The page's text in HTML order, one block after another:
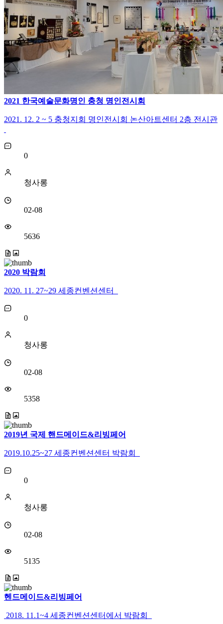
2021 한국예술문화명인 충청 명인전시회
2021. 12. 2 ~ 5 충청지회 명인전시회 논산아트센터 2층 전시관
0
청사롱
02-08
5636
2020 박람회
2020. 11. 27~29 세종컨벤션센터
0
청사롱
02-08
5358
2019년 국제 핸드메이드&리빙페어
2019.10.25~27 세종컨벤션센터 박람회
0
청사롱
02-08
5135
헨드메이드&리빙페어
2018. 11.1~4 세종컨벤션센터에서 박람회